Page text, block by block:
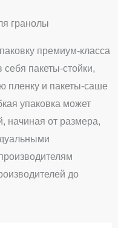
гранолы
премиум-класса
пакеты-стойки,
пленку и пакеты-саше
упаковка может
начиная от размера,
до